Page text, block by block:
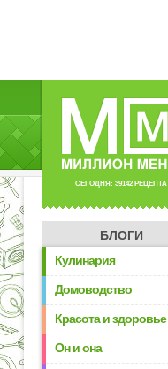
СЕГОДНЯ: 39142 РЕЦЕПТА
БЛОГИ
Кулинария
Домоводство
Красота и здоровье
Он и она